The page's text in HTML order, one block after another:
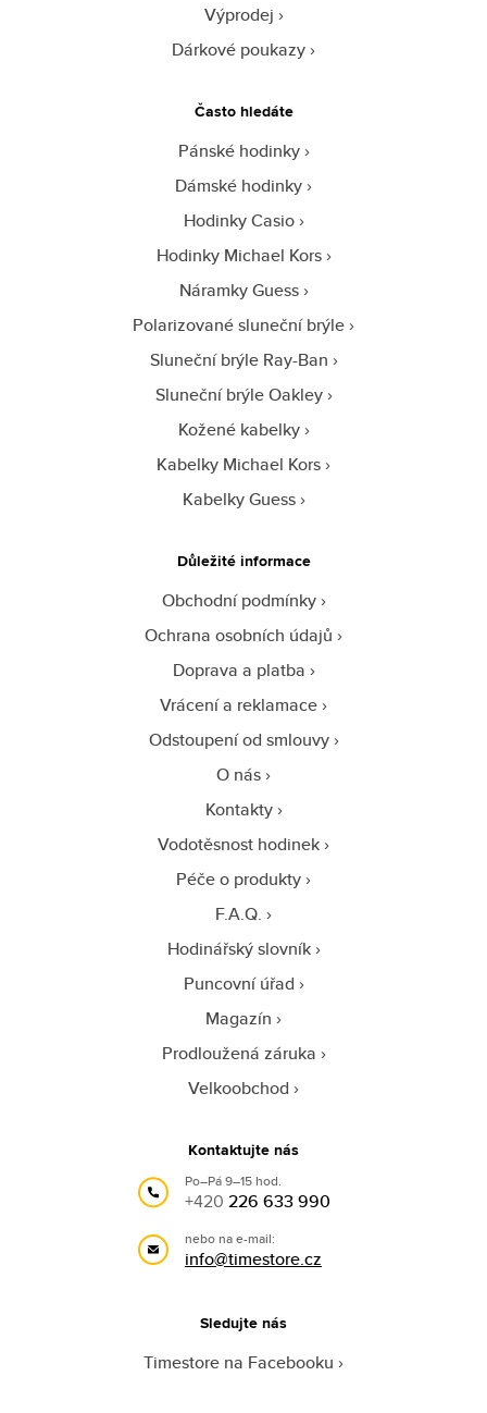
Výprodej
Dárkové poukazy
Často hledáte
Pánské hodinky
Dámské hodinky
Hodinky Casio
Hodinky Michael Kors
Náramky Guess
Polarizované sluneční brýle
Sluneční brýle Ray-Ban
Sluneční brýle Oakley
Kožené kabelky
Kabelky Michael Kors
Kabelky Guess
Důležité informace
Obchodní podmínky
Ochrana osobních údajů
Doprava a platba
Vrácení a reklamace
Odstoupení od smlouvy
O nás
Kontakty
Vodotěsnost hodinek
Péče o produkty
F.A.Q.
Hodinářský slovník
Puncovní úřad
Magazín
Prodloužená záruka
Velkoobchod
Kontaktujte nás
Po–Pá 9–15 hod.
+420 226 633 990
nebo na e-mail:
info@timestore.cz
Sledujte nás
Timestore na Facebooku